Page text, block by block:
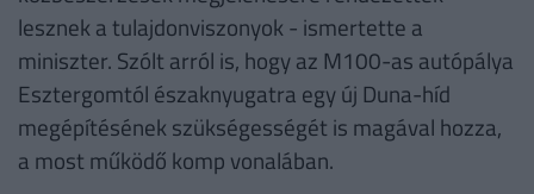
lesznek a tulajdonviszonyok - ismertette a
miniszter. Szólt arról is, hogy az M100-as autópálya
Esztergomtól északnyugatra egy új Duna-híd
megépítésének szükségességét is magával hozza,
a most működő komp vonalában.